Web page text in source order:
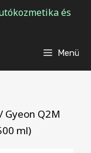
és
Menü
/ Gyeon Q2M
ml)